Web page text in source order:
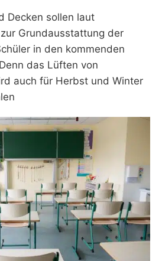
Decken sollen laut
Grundausstattung der
in den kommenden
das Lüften von
auch für Herbst und Winter